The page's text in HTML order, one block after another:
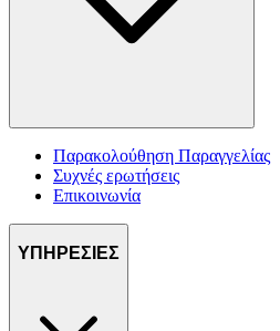
Παρακολούθηση Παραγγελίας
Συχνές ερωτήσεις
Επικοινωνία
ΥΠΗΡΕΣΙΕΣ